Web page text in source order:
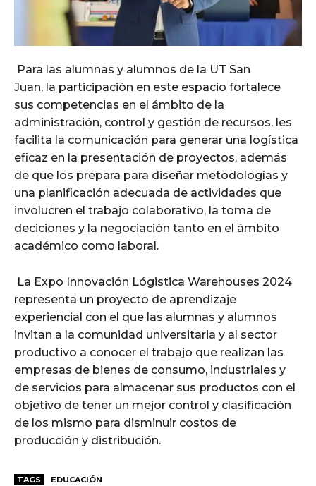
Para las alumnas y alumnos de la UT San
Juan, la participación en este espacio fortalece
sus competencias en el ámbito de la
administración, control y gestión de recursos, les
facilita la comunicación para generar una logística
eficaz en la presentación de proyectos, además
de que los prepara para diseñar metodologías y
una planificación adecuada de actividades que
involucren el trabajo colaborativo, la toma de
deciciones y la negociación tanto en el ámbito
académico como laboral.
La Expo Innovación Lógistica Warehouses 2024
representa un proyecto de aprendizaje
experiencial con el que las alumnas y alumnos
invitan a la comunidad universitaria y al sector
productivo a conocer el trabajo que realizan las
empresas de bienes de consumo, industriales y
de servicios para almacenar sus productos con el
objetivo de tener un mejor control y clasificación
de los mismo para disminuir costos de
producción y distribución.
TAGS EDUCACIÓN